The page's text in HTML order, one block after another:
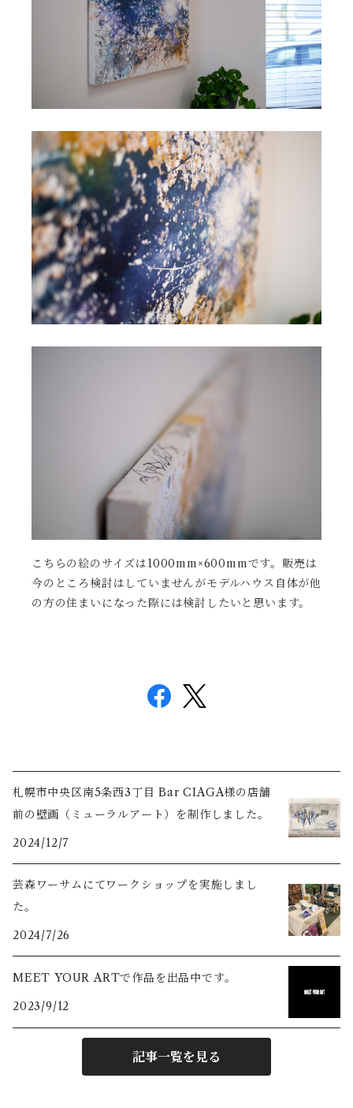
こちらの絵のサイズは1000mm×600mmです。販売は
今のところ検討はしていませんがモデルハウス自体が他
の方の住まいになった際には検討したいと思います。
札幌市中央区南5条西3丁目 Bar CIAGA様の店舗
前の壁画（ミューラルアート）を制作しました。
2024/12/7
芸森ワーサムにてワークショップを実施しまし
た。
2024/7/26
MEET YOUR ARTで作品を出品中です。
2023/9/12
記事一覧を見る